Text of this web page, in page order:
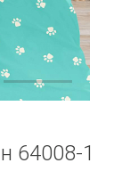
64008-1